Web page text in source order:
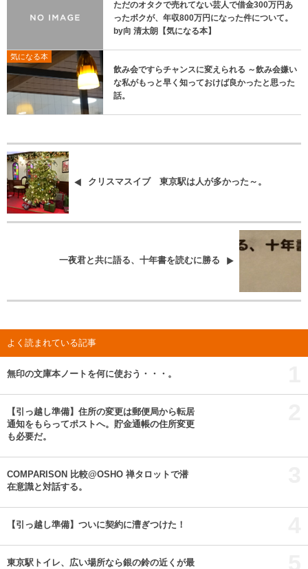
ただのオタクで売れてない芸人で借金300万円あ
ったボクが、年収800万円になった件について。
by向 清太朗【気になる本】
気になる本
飲み会ですらチャンスに変えられる ～飲み会嫌い
な私がもっと早く知っておけば良かったと思った
話。
クリスマスイブ 東京駅は人が多かった～。
一夜君と共に語る、十年書を読むに勝る
よく読まれている記事
無印の文庫本ノートを何に使おう・・・。
【引っ越し準備】住所の変更は郵便局から転居
通知をもらってポストへ。貯金通帳の住所変更
も必要だ。
COMPARISON 比較@OSHO 禅タロットで潜
在意識と対話する。
【引っ越し準備】ついに契約に漕ぎつけた！
東京駅トイレ、広い場所なら銀の鈴の近くが最